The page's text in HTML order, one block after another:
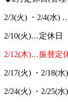
2/3(火) ・2/4(水)
2/10(火)…定休日
2/12(木)…振替定
2/17(火) ・2/18(
2/24(火) ・2/25(